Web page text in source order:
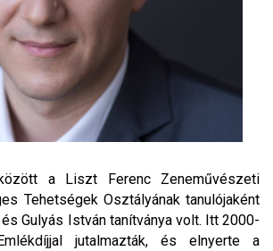
a Liszt Ferenc Zeneművészeti
Tehetségek Osztályának tanulójaként
Gulyás István tanítványa volt. Itt 2000-
jutalmazták, és elnyerte a